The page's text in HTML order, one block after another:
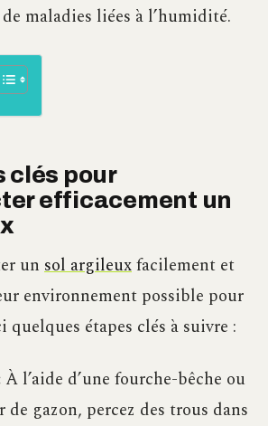
maladies liées à l’humidité.
clés pour
efficacement un
un sol argileuxfacilement et
environnement possible pour
quelques étapes clés à suivre :
À l’aide d’une fourche-bêche ou
de gazon, percez des trous dans